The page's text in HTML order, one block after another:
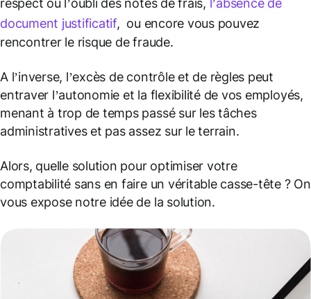
respect ou l’oubli des notes de frais, l’absence de
document justificatif, ou encore vous pouvez
rencontrer le risque de fraude.
A l’inverse, l’excès de contrôle et de règles peut
entraver l’autonomie et la flexibilité de vos employés,
menant à trop de temps passé sur les tâches
administratives et pas assez sur le terrain.
Alors, quelle solution pour optimiser votre
comptabilité sans en faire un véritable casse-tête ? On
vous expose notre idée de la solution.